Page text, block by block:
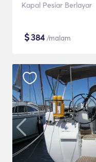
Kapal Pesiar Berlayar
$384/malam